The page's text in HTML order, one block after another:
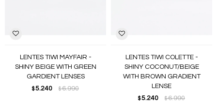
LENTES TIWI MAYFAIR -
SHINY BEIGE WITH GREEN
GARDIENT LENSES
$5.240 $6.990
LENTES TIWI COLETTE -
SHINY COCONUT/BEIGE
WITH BROWN GRADIENT
LENSE
$5.240 $6.990